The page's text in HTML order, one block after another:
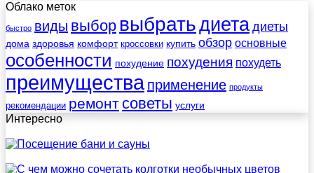
Облако меток
быстро виды выбор выбратьдиета диеты
дома здоровья комфорт кроссовки купить обзор основные
особенности похудение похудения похудеть
преимущества применение продукты
рекомендации ремонт советы услуги
Интересно